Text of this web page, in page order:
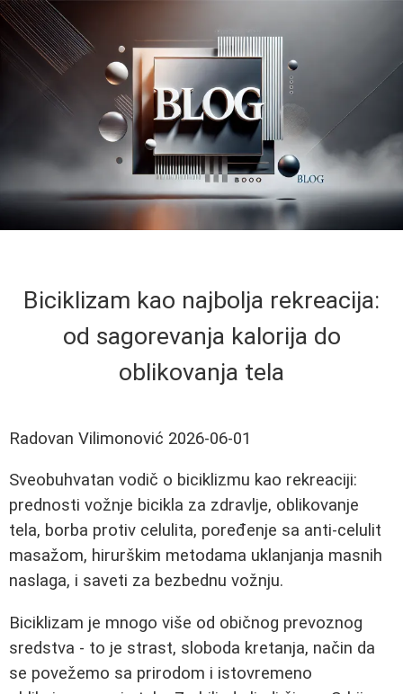
Biciklizam kao najbolja rekreacija:
od sagorevanja kalorija do
oblikovanja tela
Radovan Vilimonović 2026-06-01
Sveobuhvatan vodič o biciklizmu kao rekreaciji:
prednosti vožnje bicikla za zdravlje, oblikovanje
tela, borba protiv celulita, poređenje sa anti-celulit
masažom, hirurškim metodama uklanjanja masnih
naslaga, i saveti za bezbednu vožnju.
Biciklizam je mnogo više od običnog prevoznog
sredstva - to je strast, sloboda kretanja, način da
se povežemo sa prirodom i istovremeno